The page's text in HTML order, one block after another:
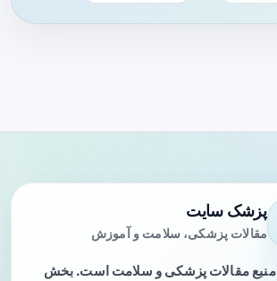
پزشک سایت
مقالات پزشکی، سلامت و آموزش
مقالات پزشکی و سلامت است. بخش